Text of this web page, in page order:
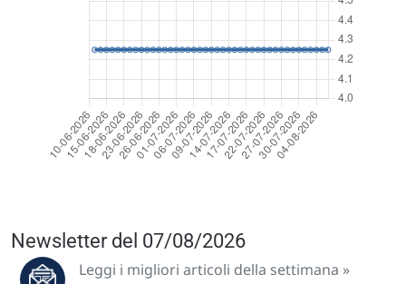
Newsletter del 07/08/2026
Leggi i migliori articoli della settimana »